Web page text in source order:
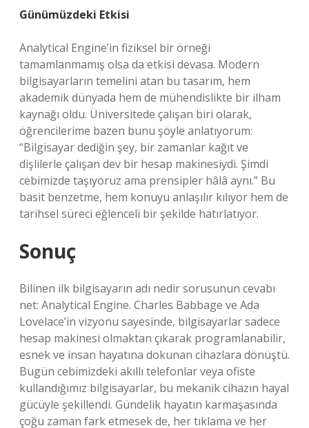
Günümüzdeki Etkisi
Analytical Engine’in fiziksel bir örneği
tamamlanmamış olsa da etkisi devasa. Modern
bilgisayarların temelini atan bu tasarım, hem
akademik dünyada hem de mühendislikte bir ilham
kaynağı oldu. Üniversitede çalışan biri olarak,
öğrencilerime bazen bunu şöyle anlatıyorum:
“Bilgisayar dediğin şey, bir zamanlar kağıt ve
dişlilerle çalışan dev bir hesap makinesiydi. Şimdi
cebimizde taşıyoruz ama prensipler hâlâ aynı.” Bu
basit benzetme, hem konuyu anlaşılır kılıyor hem de
tarihsel süreci eğlenceli bir şekilde hatırlatıyor.
Sonuç
Bilinen ilk bilgisayarın adı nedir sorusunun cevabı
net: Analytical Engine. Charles Babbage ve Ada
Lovelace’in vizyonu sayesinde, bilgisayarlar sadece
hesap makinesi olmaktan çıkarak programlanabilir,
esnek ve insan hayatına dokunan cihazlara dönüştü.
Bugün cebimizdeki akıllı telefonlar veya ofiste
kullandığımız bilgisayarlar, bu mekanik cihazın hayal
gücüyle şekillendi. Gündelik hayatın karmaşasında
çoğu zaman fark etmesek de, her tıklama ve her